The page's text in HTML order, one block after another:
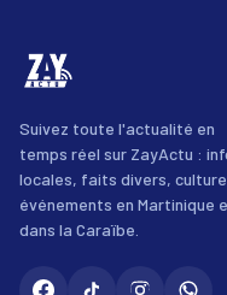
Suivez toute l'actualité en
temps réel sur ZayActu :
locales, faits divers,
événements en Martinique
dans la Caraïbe.